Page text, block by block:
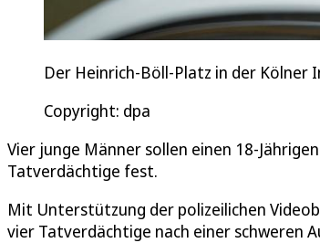
Der Heinrich-Böll-Platz in der Kölner
Copyright: dpa
Vier junge Männer sollen einen 18-
Tatverdächtige fest.
Mit Unterstützung der polizeilichen
vier Tatverdächtige nach einer schweren